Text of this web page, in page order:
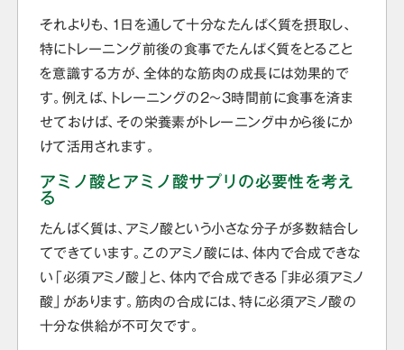
それよりも、1日を通して十分なたんぱく質を摂取し、
特にトレーニング前後の食事でたんぱく質をとること
を意識する方が、全体的な筋肉の成長には効果的で
す。例えば、トレーニングの2～3時間前に食事を済ま
せておけば、その栄養素がトレーニング中から後にか
けて活用されます。
アミノ酸とアミノ酸サプリの必要性を考え
る
たんぱく質は、アミノ酸という小さな分子が多数結合し
てできています。このアミノ酸には、体内で合成できな
い「必須アミノ酸」と、体内で合成できる「非必須アミノ
酸」があります。筋肉の合成には、特に必須アミノ酸の
十分な供給が不可欠です。